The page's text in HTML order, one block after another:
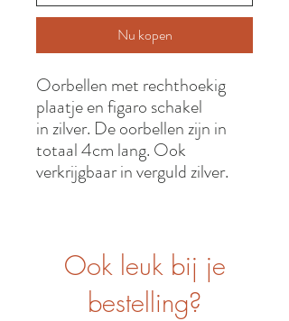
Nu kopen
Oorbellen met rechthoekig
plaatje en figaro schakel
in zilver. De oorbellen zijn in
totaal 4cm lang. Ook
verkrijgbaar in verguld zilver.
Ook leuk bij je
bestelling?